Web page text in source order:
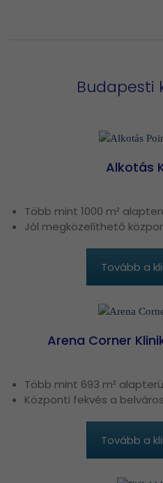
Budapesti
Alkotás
Több mint 1000 m²
Jól megközelíthető
Tovább a
Arena Corner
Több mint 693 m²
Központi fekvés a
Tovább a